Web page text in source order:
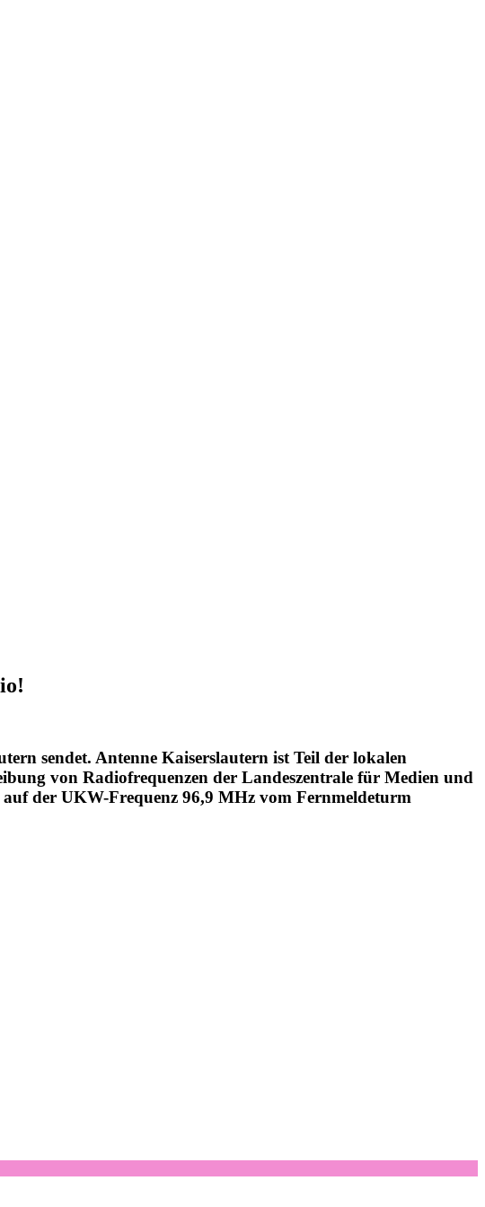
sendet. Antenne Kaiserslautern ist Teil der lokalen
von Radiofrequenzen der Landeszentrale für Medien und
der UKW-Frequenz 96,9 MHz vom Fernmeldeturm